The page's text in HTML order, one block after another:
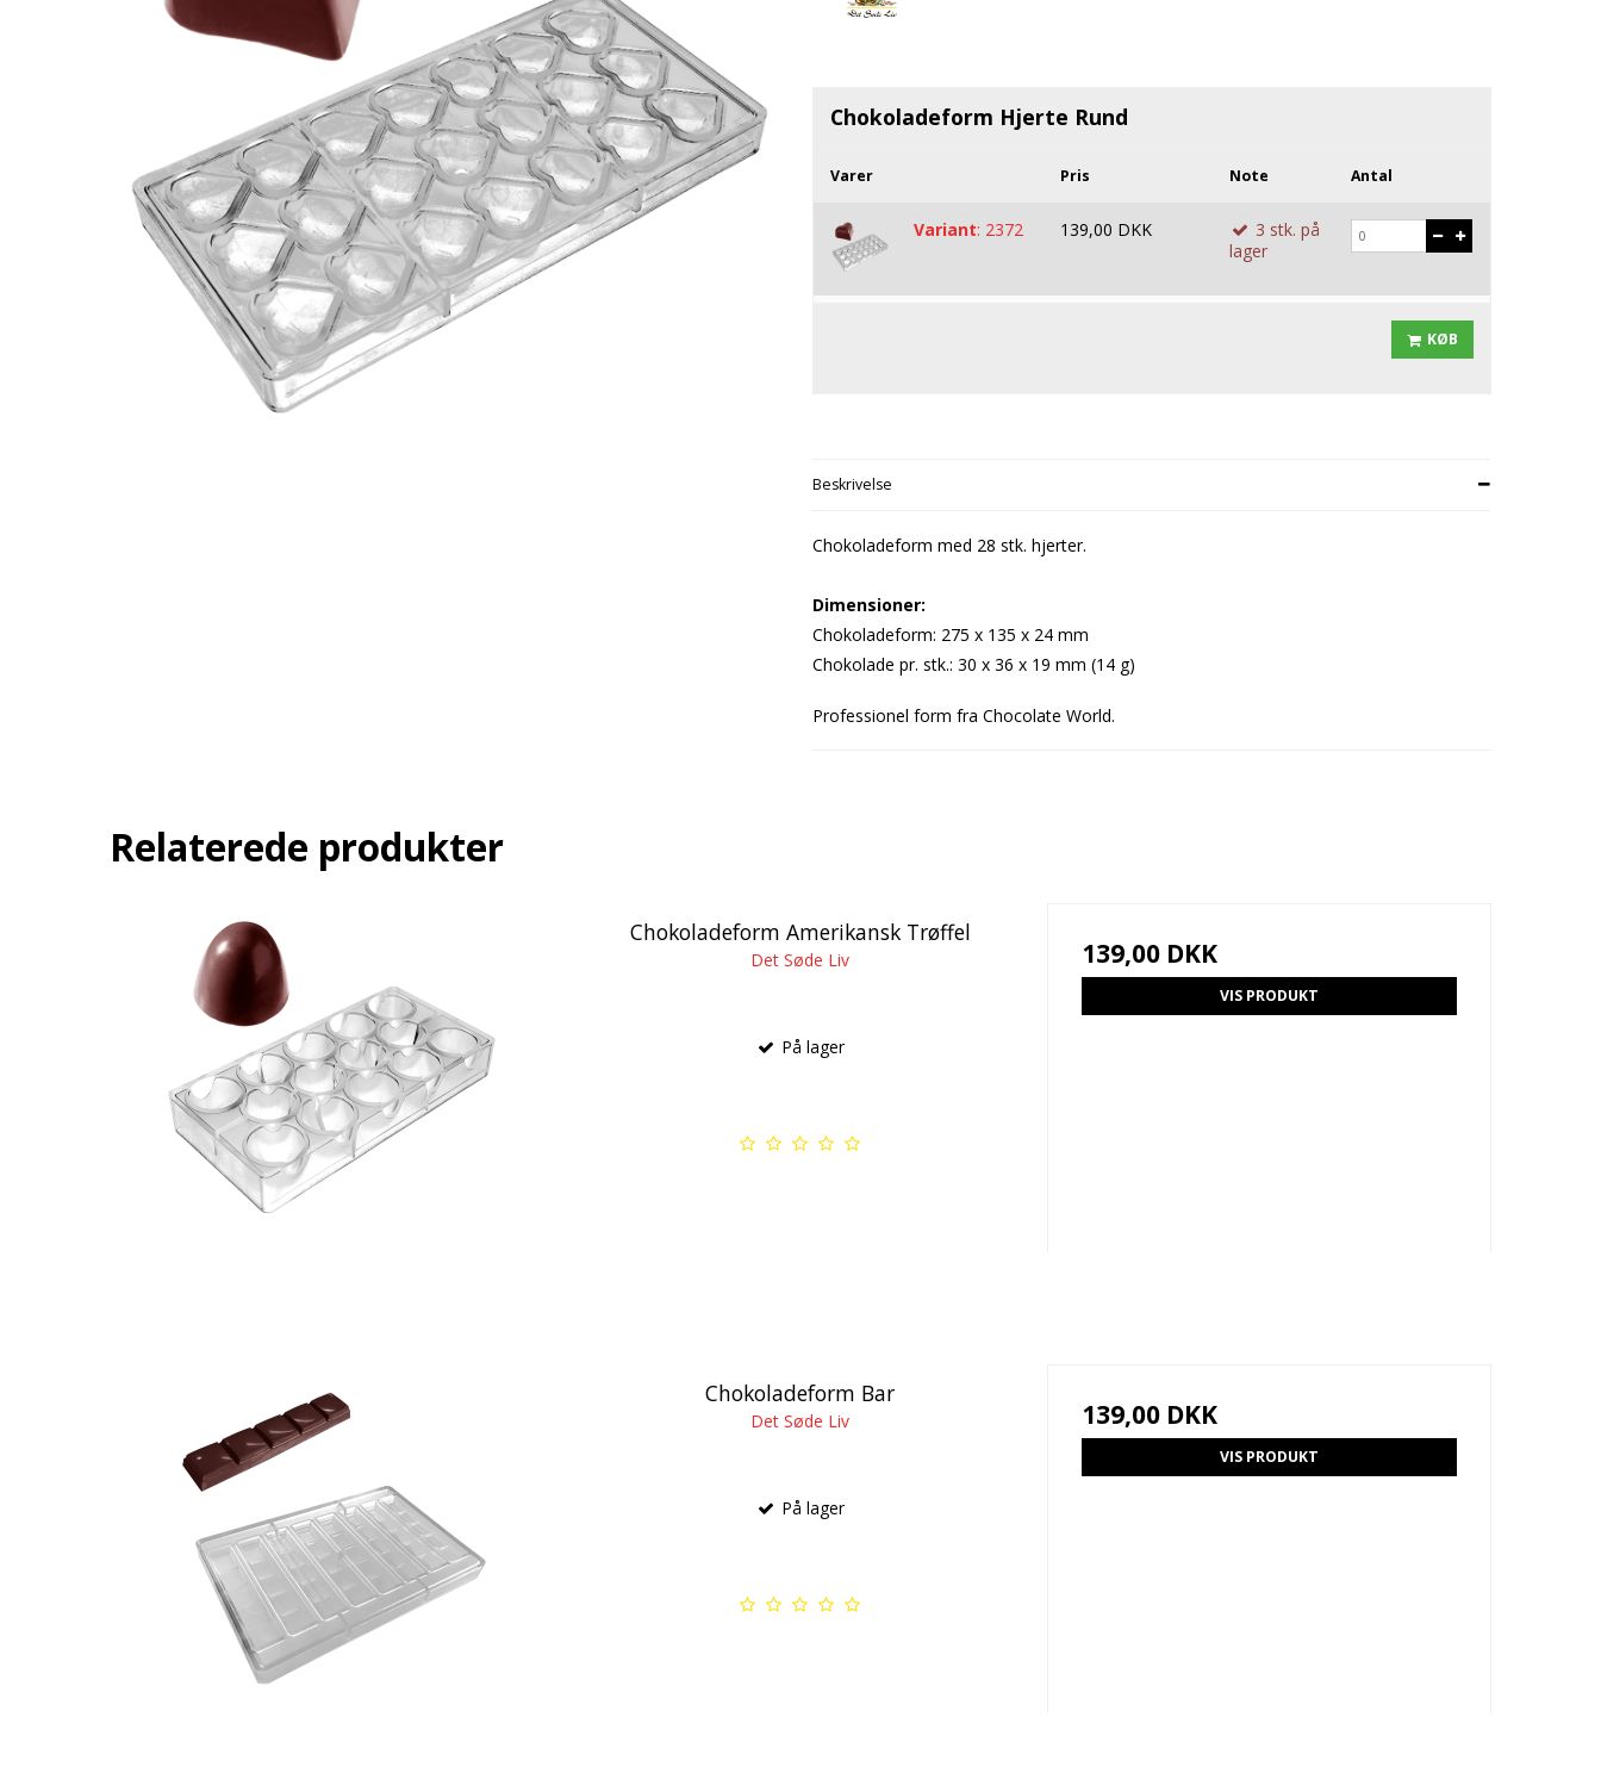
Candy aroma
Cola aroma
Menthol aroma
Solbær aroma
Tobak aroma
M-Flavours
Squash Juice
Isforme
Slikforme
Startsæt
Emballage Kager
Chokoladeform Hjerte Rund
Varer Pris Note Antal
Variant: 2372 139,00 DKK 3 stk. på
lager
KØB
Beskrivelse
Chokoladeform med 28 stk. hjerter.
Dimensioner:
Chokoladeform: 275 x 135 x 24 mm
Chokolade pr. stk.: 30 x 36 x 19 mm (14 g)
Professionel form fra Chocolate World.
Relaterede produkter
Chokoladeform Amerikansk Trøffel
Det Søde Liv
På lager
139,00 DKK
VIS PRODUKT
Chokoladeform Bar
Det Søde Liv
På lager
139,00 DKK
VIS PRODUKT